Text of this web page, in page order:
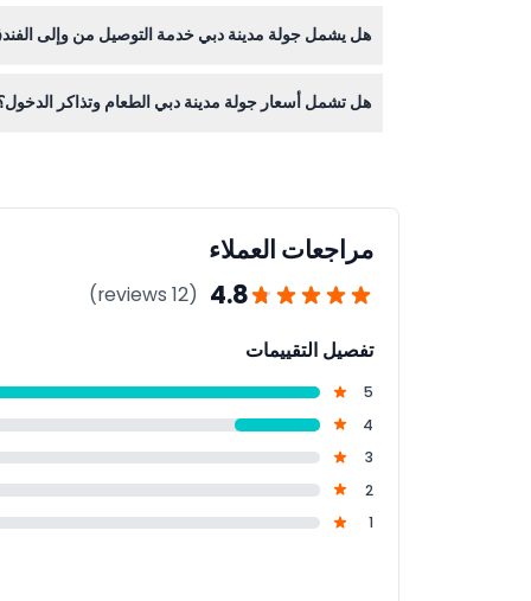
هل يشمل جولة مدينة دبي خدمة التوصيل من وإلى
توافر الخدمة عند الحجز.
هل تشمل أسعار جولة مدينة دبي الطعام وتذاكر
مراجعات العملاء
4.8
(12 reviews)
تفصيل التقييمات
5
4
3
2
1